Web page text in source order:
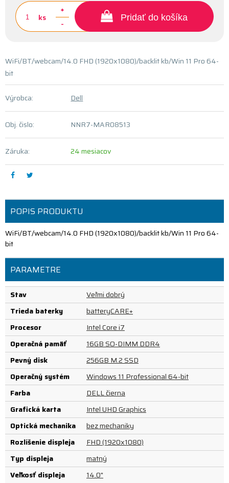
ks
+
-
Pridať do košíka
WiFi/BT/webcam/14.0 FHD (1920x1080)/backlit kb/Win 11 Pro 64-
bit
Výrobca: Dell
Obj. čislo: NNR7-MAR08513
Záruka: 24 mesiacov
POPIS PRODUKTU
WiFi/BT/webcam/14.0 FHD (1920x1080)/backlit kb/Win 11 Pro 64-
bit
PARAMETRE
Stav
Veľmi dobrý
Trieda baterky
batteryCARE+
Procesor
Intel Core i7
Operačná pamäť
16GB SO-DIMM DDR4
Pevný disk
256GB M.2 SSD
Operačný systém
Windows 11 Professional 64-bit
Farba
DELL čierna
Grafická karta
Intel UHD Graphics
Optická mechanika
bez mechaniky
Rozlíšenie displeja
FHD (1920x1080)
Typ displeja
matný
Veľkosť displeja
14.0"